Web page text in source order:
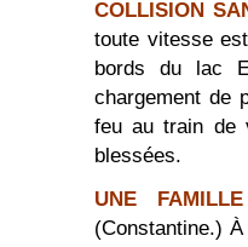
COLLISION
toute vitesse
bords du lac
chargement de
feu au train de
blessées.
UNE
(Constantine.)